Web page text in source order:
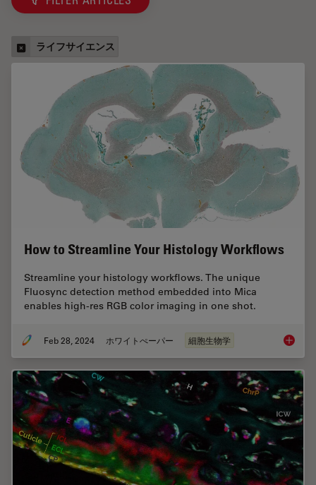
ライフサイエンス
How to Streamline Your Histology Workflows
Streamline your histology workflows. The unique
Fluosync detection method embedded into Mica
enables high-res RGB color imaging in one shot.
Feb 28, 2024 ホワイトぺーパー 細胞生物学 How to